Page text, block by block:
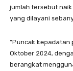
jumlah tersebut naik
yang dilayani
“Puncak kepadatan
Oktober 2024,
berangkat